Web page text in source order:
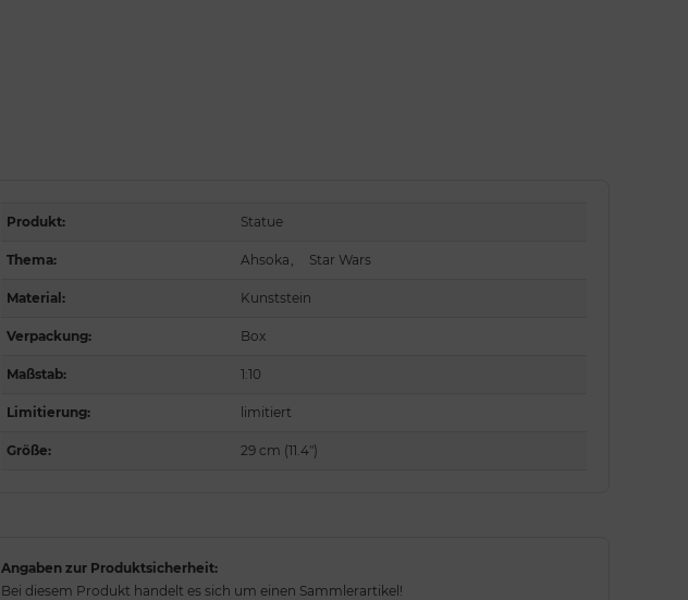
Produkt: Statue
Thema: Ahsoka Star Wars
Material: Kunststein
Verpackung: Box
Maßstab: 1:10
Limitierung: limitiert
Größe: 29 cm (11.4")
Angaben zur Produktsicherheit:
Bei diesem Produkt handelt es sich um einen Sammlerartikel!